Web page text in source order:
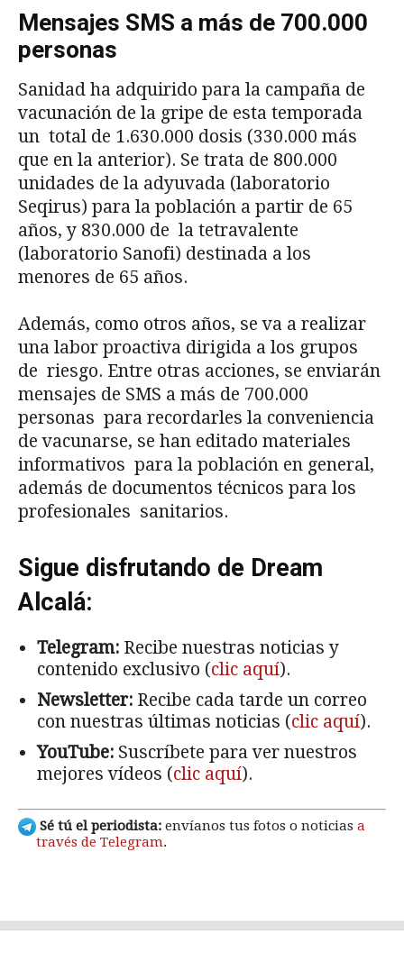
Mensajes SMS a más de 700.000
personas
Sanidad ha adquirido para la campaña de
vacunación de la gripe de esta temporada
un total de 1.630.000 dosis (330.000 más
que en la anterior). Se trata de 800.000
unidades de la adyuvada (laboratorio
Seqirus) para la población a partir de 65
años, y 830.000 de la tetravalente
(laboratorio Sanofi) destinada a los
menores de 65 años.
Además, como otros años, se va a realizar
una labor proactiva dirigida a los grupos
de riesgo. Entre otras acciones, se enviarán
mensajes de SMS a más de 700.000
personas para recordarles la conveniencia
de vacunarse, se han editado materiales
informativos para la población en general,
además de documentos técnicos para los
profesionales sanitarios.
Sigue disfrutando de Dream
Alcalá:
Telegram: Recibe nuestras noticias y
contenido exclusivo (clic aquí).
Newsletter: Recibe cada tarde un correo
con nuestras últimas noticias (clic aquí).
YouTube: Suscríbete para ver nuestros
mejores vídeos (clic aquí).
Sé tú el periodista: envíanos tus fotos o noticias a
través de Telegram.